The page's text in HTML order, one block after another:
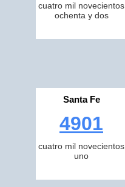
cuatro mil novecientos
ochenta y dos
Santa Fe
4901
cuatro mil novecientos
uno